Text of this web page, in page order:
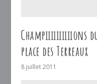
Champiiiiiiiiiions
place des Terreaux
8 juillet 2011